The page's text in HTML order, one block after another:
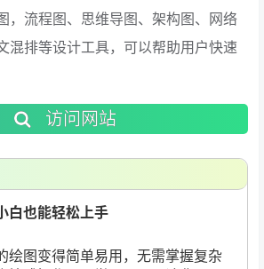
，流程图、思维导图、架构图、网络
混排等设计工具，可以帮助用户快速
访问网站
白也能轻松上手
绘图变得简单易用，无需掌握复杂